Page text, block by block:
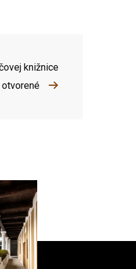
knižnice